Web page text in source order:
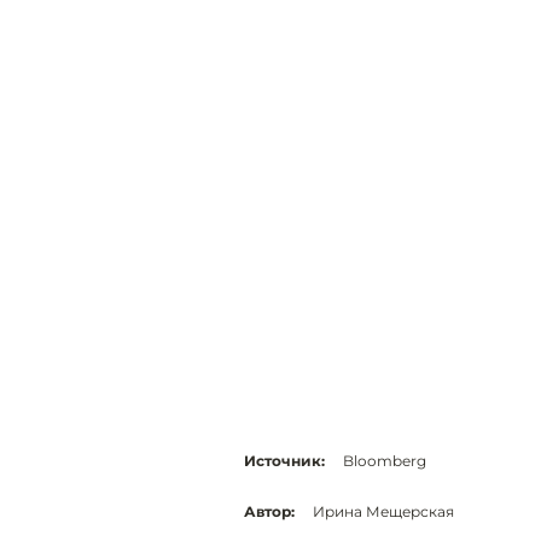
Источник: Bloomberg
Автор: Ирина Мещерская